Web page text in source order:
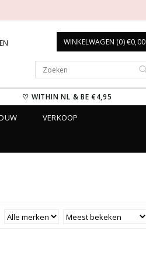
WINKELWAGEN (0) €0,00
♡ WITHIN NL & BE €4,95
VERKOOP